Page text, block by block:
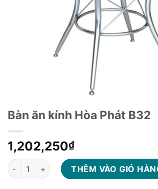
Bàn ăn kính Hòa Phát B32
1,202,250₫
Bàn ăn kính Hòa Phát B32 số lượng
THÊM VÀO GIỎ